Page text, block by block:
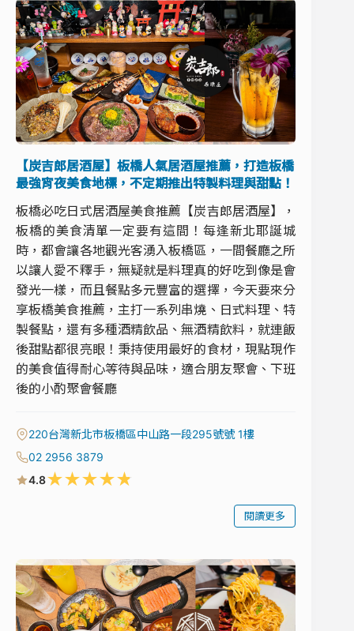
【炭吉郎居酒屋】板橋人氣居酒屋推薦，打造板橋
最強宵夜美食地標，不定期推出特製料理與甜點！
板橋必吃日式居酒屋美食推薦【炭吉郎居酒屋】，
板橋的美食清單一定要有這間！每逢新北耶誕城
時，都會讓各地觀光客湧入板橋區，一間餐廳之所
以讓人愛不釋手，無疑就是料理真的好吃到像是會
發光一樣，而且餐點多元豐富的選擇，今天要來分
享板橋美食推薦，主打一系列串燒、日式料理、特
製餐點，還有多種酒精飲品、無酒精飲料，就連飯
後甜點都很亮眼！秉持使用最好的食材，現點現作
的美食值得耐心等待與品味，適合朋友聚會、下班
後的小酌聚會餐廳
220台灣新北市板橋區中山路一段295號號 1樓
02 2956 3879
4.8★★★★★
閱讀更多